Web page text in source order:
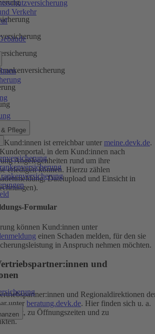
Verkehr
Pflege
Kund:innen ist erreichbar unter meine.devk.de.
in dem Kund:innen nach
Angelegenheiten rund um ihre
erledigen können. Hierzu zählen
Dateiupload und Einsicht in
Formular
können Kund:innen unter
einen Schaden melden, für den sie
in Anspruch nehmen möchten.
und
und Regionaldirektionen
unter beratung.devk.de. Hier finden sich u. a.
zu Öffnungszeiten und zu